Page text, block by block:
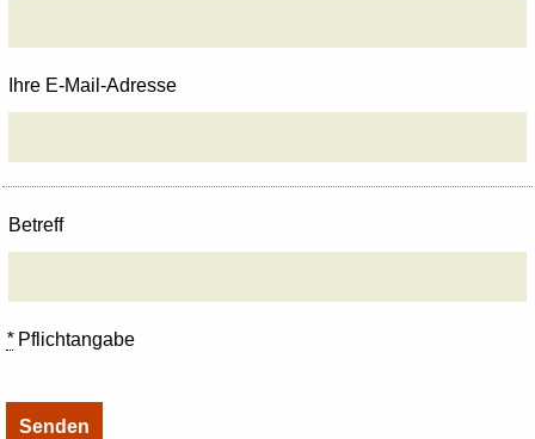
Ihre E-Mail-Adresse
Betreff
*Pflichtangabe